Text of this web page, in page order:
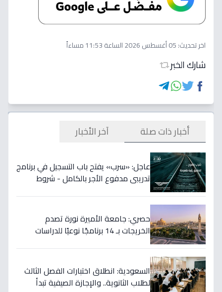
اخر تحديث:05 أغسطس 2026 الساعة 11:53 مساءاً
شارك الخبر
أخبار ذات صلة آخر الأخبار
عاجل: «سرب» يفتح باب التسجيل في برنامج
تدريبي مدفوع الأجر بالكامل - شروط
حصري: جامعة الأميرة نورة تصدم
الخريجات بـ 14 برنامجًا نوعيًا للدراسات
السعودية: انطلاق اختبارات الفصل الثالث
لطلاب الثانوية.. والإجازة الصيفية تبدأ